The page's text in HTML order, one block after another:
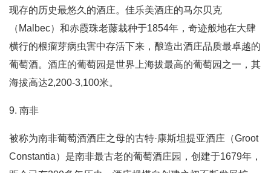
现存的历史最悠久的酒庄。佳乐美酒庄的马尔贝克
（Malbec）和赤霞珠老藤栽种于1854年，奇迹般地在大肆
横行的根瘤芽病虫害中存活下来，酿造出酒庄品质最卓越的
葡萄酒。酒庄的葡萄园是世界上海拔最高的葡萄园之一，其
海拔高达2,200-3,100米。
9. 南非
被称为南非葡萄酒酒庄之母的古特·康斯坦提亚酒庄（Groot
Constantia）是南非最古老的葡萄酒庄园，创建于1679年，